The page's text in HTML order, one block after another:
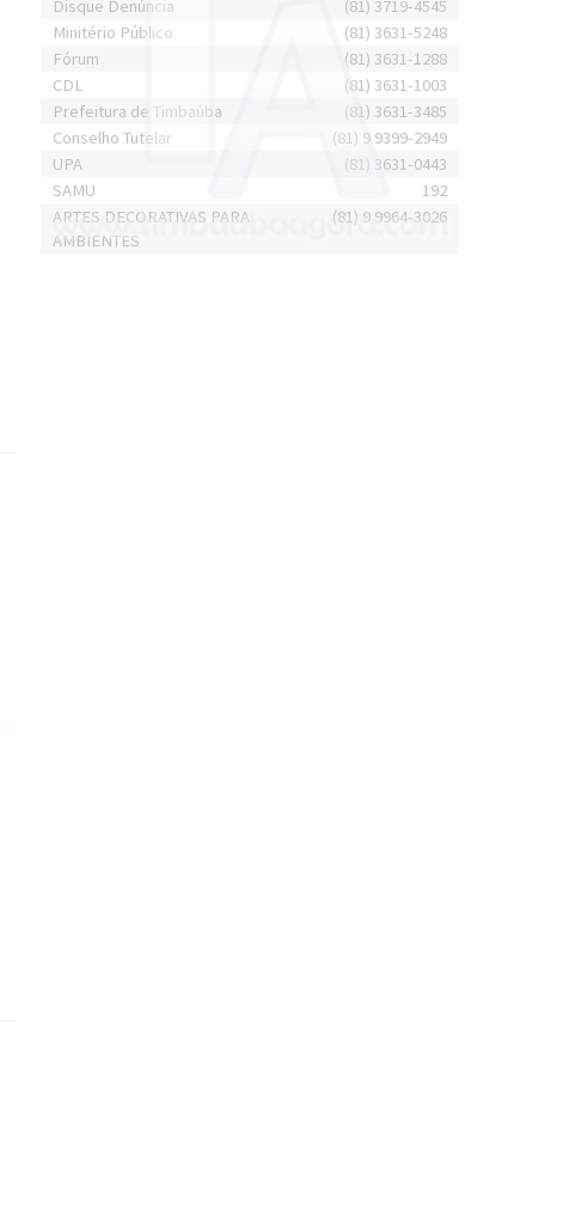
Disque Denúncia
(81) 3719-4545
Minitério Público
(81) 3631-5248
Fórum
(81) 3631-1288
CDL
(81) 3631-1003
Prefeitura de Timbaúba
(81) 3631-3485
Conselho Tutelar
(81) 9 9399-2949
UPA
(81) 3631-0443
SAMU
192
ARTES DECORATIVAS PARA
AMBIENTES
(81) 9 9964-3026